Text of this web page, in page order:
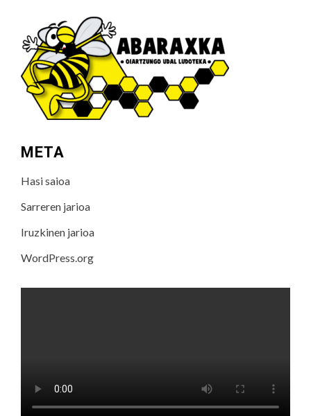
META
Hasi saioa
Sarreren jarioa
Iruzkinen jarioa
WordPress.org